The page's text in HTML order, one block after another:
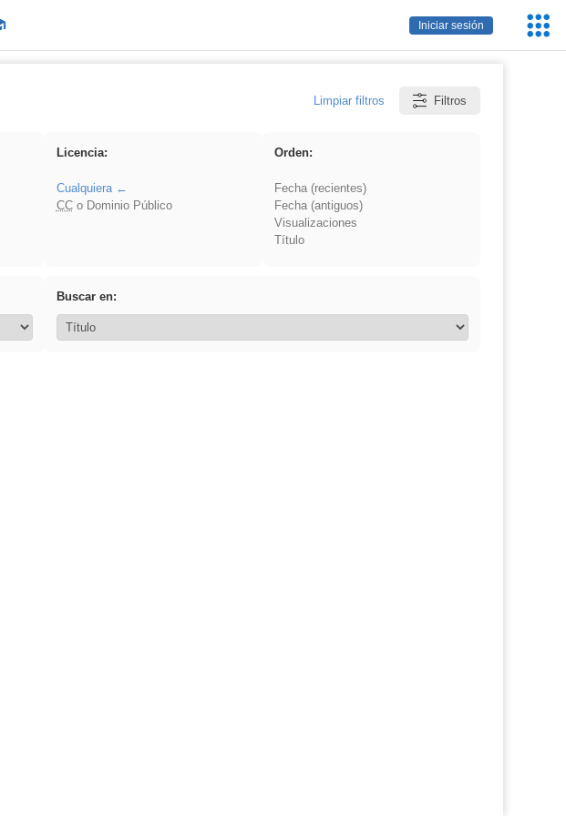
Iniciar sesión
Limpiar filtros Filtros
Licencia:
Cualquiera
CCo Dominio Público
Orden:
Fecha (recientes)
Fecha (antiguos)
Visualizaciones
Título
Buscar en: